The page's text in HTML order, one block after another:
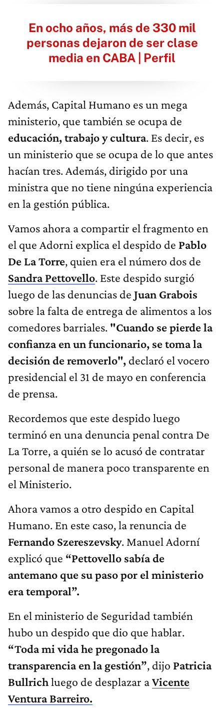
En ocho años, más de 330 mil
personas dejaron de ser clase
media en CABA | Perfil
Además, Capital Humano es un mega
ministerio, que también se ocupa de
educación, trabajo y cultura. Es decir, es
un ministerio que se ocupa de lo que antes
hacían tres. Además, dirigido por una
ministra que no tiene ningúna experiencia
en la gestión pública.
Vamos ahora a compartir el fragmento en
el que Adorni explica el despido de Pablo
De La Torre, quien era el número dos de
Sandra Pettovello. Este despido surgió
luego de las denuncias de Juan Grabois
sobre la falta de entrega de alimentos a los
comedores barriales. "Cuando se pierde la
confianza en un funcionario, se toma la
decisión de removerlo", declaró el vocero
presidencial el 31 de mayo en conferencia
de prensa.
Recordemos que este despido luego
terminó en una denuncia penal contra De
La Torre, a quién se lo acusó de contratar
personal de manera poco transparente en
el Ministerio.
Ahora vamos a otro despido en Capital
Humano. En este caso, la renuncia de
Fernando Szereszevsky. Manuel Adorní
explicó que “Pettovello sabía de
antemano que su paso por el ministerio
era temporal”.
En el ministerio de Seguridad también
hubo un despido que dio que hablar.
“Toda mi vida he pregonado la
transparencia en la gestión”, dijo Patricia
Bullrichluego de desplazar aVicente
Ventura Barreiro.